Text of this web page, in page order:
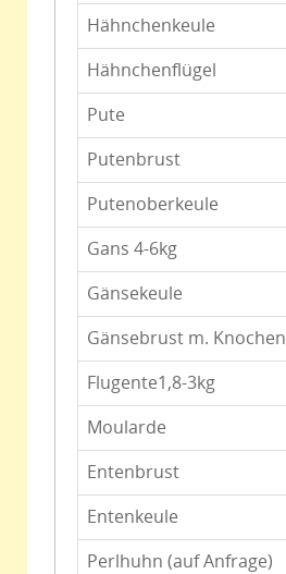
Hähnchenkeule
Hähnchenflügel
Pute
Putenbrust
Putenoberkeule
Gans 4-6kg
Gänsekeule
Gänsebrust m. Knochen
Flugente1,8-3kg
Moularde
Entenbrust
Entenkeule
Perlhuhn (auf Anfrage)